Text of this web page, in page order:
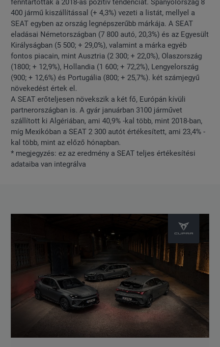
fenntartották a 2018-as pozitív tendenciát. Spanyolország 8
400 jármű kiszállítással (+ 4,3%) vezeti a listát, mellyel a
SEAT egyben az ország legnépszerűbb márkája. A SEAT
eladásai Németországban (7 800 autó, 20,3%) és az Egyesült
Királyságban (5 500; + 29,0%), valamint a márka egyéb
fontos piacain, mint Ausztria (2 300; + 22,0%), Olaszország
(1800; + 12,9%), Hollandia (1 600; + 72,2%), Lengyelország
(900; + 12,6%) és Portugália (800; + 25,7%). két számjegyű
növekedést értek el.
A SEAT erőteljesen növekszik a két fő, Európán kívüli
partnerországban is. A gyár januárban 3100 járművet
szállított ki Algériában, ami 40,9% -kal több, mint 2018-ban,
míg Mexikóban a SEAT 2 300 autót értékesített, ami 23,4% -
kal több, mint az előző hónapban.
* megjegyzés: ez az eredmény a SEAT teljes értékesítési
adataiba van integrálva